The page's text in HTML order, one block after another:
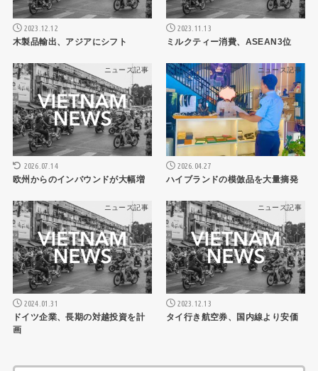
2023.12.12
木製品輸出、アジアにシフト
2023.11.13
ミルクティー消費、ASEAN3位
ニュース記事
2026.07.14
欧州からのインバウンドが大幅増
ニュース記事
2026.04.27
ハイブランドの模倣品を大量摘発
ニュース記事
2024.01.31
ドイツ企業、長期の対越投資を計
画
ニュース記事
2023.12.13
タイ行き航空券、国内線より安価